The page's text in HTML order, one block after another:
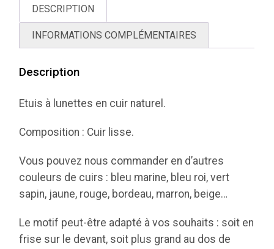
DESCRIPTION
INFORMATIONS COMPLÉMENTAIRES
Description
Etuis à lunettes en cuir naturel.
Composition : Cuir lisse.
Vous pouvez nous commander en d’autres
couleurs de cuirs : bleu marine, bleu roi, vert
sapin, jaune, rouge, bordeau, marron, beige…
Le motif peut-être adapté à vos souhaits : soit en
frise sur le devant, soit plus grand au dos de